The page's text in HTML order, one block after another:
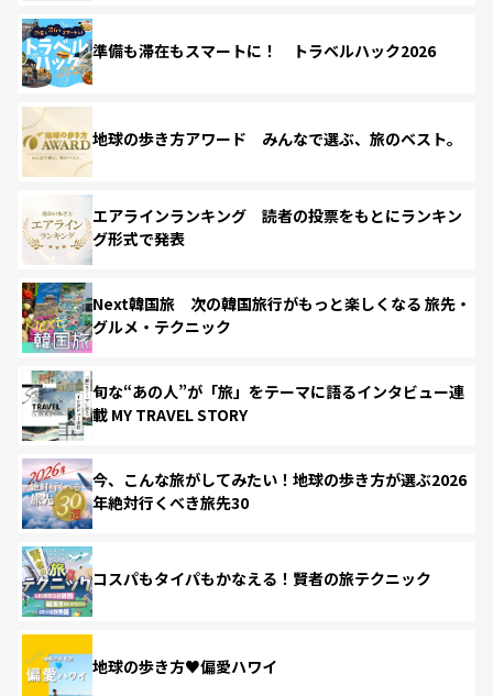
準備も滞在もスマートに！ トラベルハック2026
地球の歩き方アワード みんなで選ぶ、旅のベスト。
エアラインランキング 読者の投票をもとにランキン
グ形式で発表
Next韓国旅 次の韓国旅行がもっと楽しくなる 旅先・
グルメ・テクニック
旬な“あの人”が「旅」をテーマに語るインタビュー連
載 MY TRAVEL STORY
今、こんな旅がしてみたい！地球の歩き方が選ぶ2026
年絶対行くべき旅先30
コスパもタイパもかなえる！賢者の旅テクニック
地球の歩き方♥偏愛ハワイ